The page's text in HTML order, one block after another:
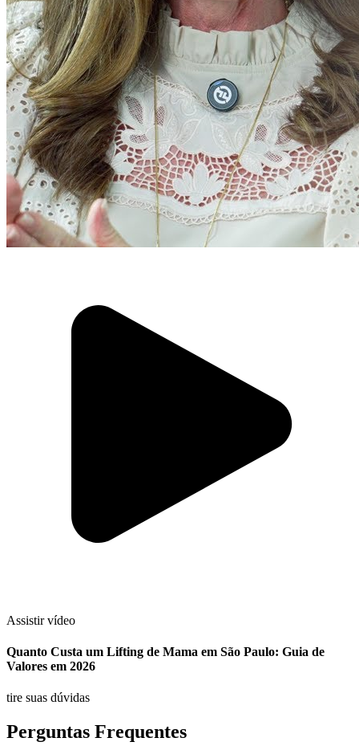
Assistir vídeo
Quanto Custa um Lifting de Mama em São Paulo: Guia de
Valores em 2026
tire suas dúvidas
Perguntas Frequentes